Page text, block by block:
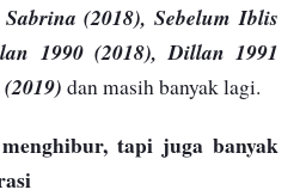
(2018), Sebelum Iblis
1990 (2018), Dillan 1991
dan masih banyak lagi.
tapi juga banyak